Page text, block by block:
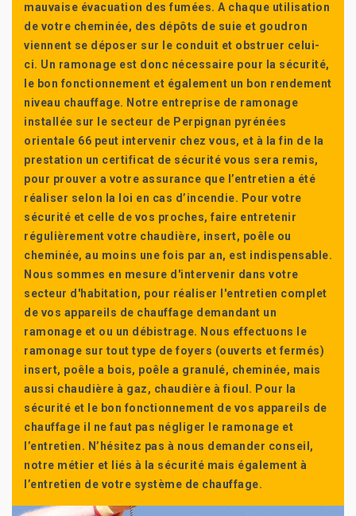
mauvaise évacuation des fumées. A chaque utilisation
de votre cheminée, des dépôts de suie et goudron
viennent se déposer sur le conduit et obstruer celui-
ci. Un ramonage est donc nécessaire pour la sécurité,
le bon fonctionnement et également un bon rendement
niveau chauffage. Notre entreprise de ramonage
installée sur le secteur de Perpignan pyrénées
orientale 66 peut intervenir chez vous, et à la fin de la
prestation un certificat de sécurité vous sera remis,
pour prouver a votre assurance que l’entretien a été
réaliser selon la loi en cas d’incendie. Pour votre
sécurité et celle de vos proches, faire entretenir
régulièrement votre chaudière, insert, poêle ou
cheminée, au moins une fois par an, est indispensable.
Nous sommes en mesure d'intervenir dans votre
secteur d'habitation, pour réaliser l'entretien complet
de vos appareils de chauffage demandant un
ramonage et ou un débistrage. Nous effectuons le
ramonage sur tout type de foyers (ouverts et fermés)
insert, poêle a bois, poêle a granulé, cheminée, mais
aussi chaudière à gaz, chaudière à fioul. Pour la
sécurité et le bon fonctionnement de vos appareils de
chauffage il ne faut pas négliger le ramonage et
l’entretien. N’hésitez pas à nous demander conseil,
notre métier et liés à la sécurité mais également à
l’entretien de votre système de chauffage.